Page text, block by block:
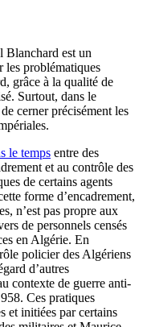
Blanchard est un
problématiques
grâce à la qualité de
Surtout, dans le
cerner précisément les
le temps entre des
et au contrôle des
de certains agents
forme d’encadrement,
n’est pas propre aux
de personnels censés
en Algérie. En
policier des Algériens
d’autres
contexte de guerre anti-
Ces pratiques
et initiées par certains